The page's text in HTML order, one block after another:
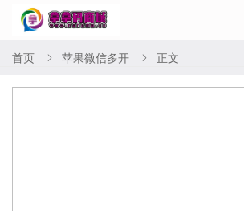
首页  苹果微信多开  正文